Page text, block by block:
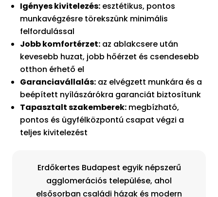
Igényes kivitelezés: esztétikus, pontos
munkavégzésre törekszünk minimális
felfordulással
Jobb komfortérzet: az ablakcsere után
kevesebb huzat, jobb hőérzet és csendesebb
otthon érhető el
Garanciavállalás: az elvégzett munkára és a
beépített nyílászárókra garanciát biztosítunk
Tapasztalt szakemberek: megbízható,
pontos és ügyfélközpontú csapat végzi a
teljes kivitelezést
Erdőkertes Budapest egyik népszerű
agglomerációs települése, ahol
elsősorban családi házak és modern